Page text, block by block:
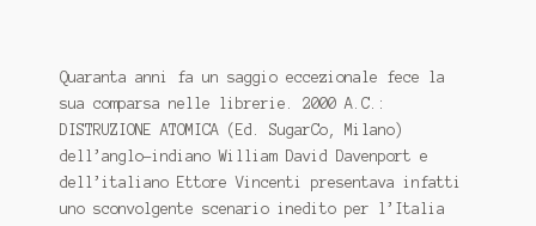
Distribuzione
EMILIA ROMAGNA-MARCHE-ABRUZZO
FASTBOOK
Quaranta anni fa un saggio eccezionale fece la
sua comparsa nelle librerie. 2000 A.C.:
DISTRUZIONE ATOMICA (Ed. SugarCo, Milano)
dell’anglo-indiano William David Davenport e
dell’italiano Ettore Vincenti presentava infatti
uno sconvolgente scenario inedito per l’Italia